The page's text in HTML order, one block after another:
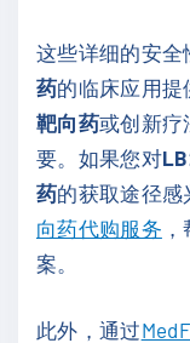
这些详细的安全
药的临床应用
靶向药或创新疗
要。如果您对
药的获取途径感
向药代购服务
案。
此外，通过